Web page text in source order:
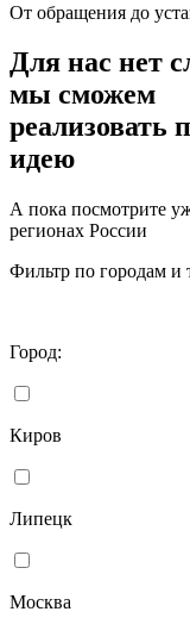
От обращения до
Для нас нет
мы сможем
реализовать
идею
А пока посмотрите
регионах России
Фильтр по городам и
Город:
Киров
Липецк
Москва